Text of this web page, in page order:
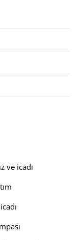
ve icadı